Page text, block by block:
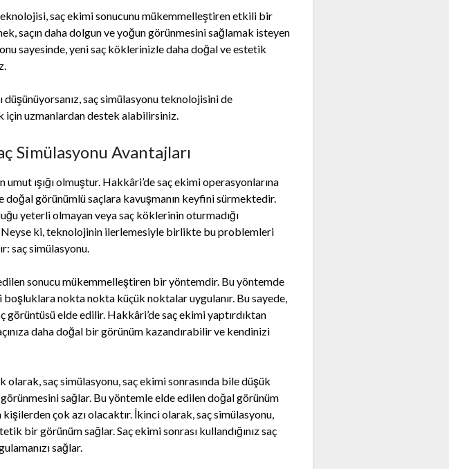
saç ekimi sonucunu mükemmelleştiren etkili bir
saçın daha dolgun ve yoğun görünmesini sağlamak isteyen
sayesinde, yeni saç köklerinizle daha doğal ve estetik
düşünüyorsanız, saç simülasyonu teknolojisini de
uzmanlardan destek alabilirsiniz.
Simülasyonu Avantajları
ışığı olmuştur. Hakkâri’de saç ekimi operasyonlarına
görünümlü saçlara kavuşmanın keyfini sürmektedir.
yeterli olmayan veya saç köklerinin oturmadığı
ki, teknolojinin ilerlemesiyle birlikte bu problemleri
saç simülasyonu.
sonucu mükemmelleştiren bir yöntemdir. Bu yöntemde
nokta nokta küçük noktalar uygulanır. Bu sayede,
görüntüsü elde edilir. Hakkâri’de saç ekimi yaptırdıktan
daha doğal bir görünüm kazandırabilir ve kendinizi
olarak, saç simülasyonu, saç ekimi sonrasında bile düşük
sağlar. Bu yöntemle elde edilen doğal görünüm
kişilerden çok azı olacaktır. İkinci olarak, saç simülasyonu,
bir görünüm sağlar. Saç ekimi sonrası kullandığınız saç
sağlar.